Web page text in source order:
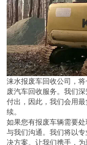
涞水报废车回收公司，
废汽车回收服务。我们
付出，因此，我们会用
续。
如果您有报废车辆需要
与我们沟通。我们将以
决方案。让我们携手，